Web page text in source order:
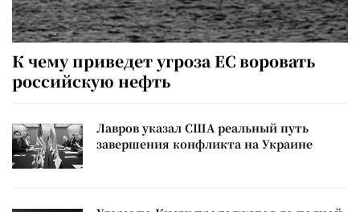
К чему приведет угроза ЕС воровать
российскую нефть
Лавров указал США реальный путь
завершения конфликта на Украине